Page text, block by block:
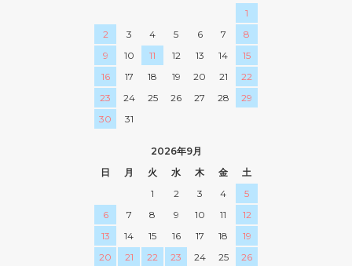
1
2
3 4 5 6 7
8
9
10 11 12 13 14
15
16
17 18 19 20 21
22
23
24 25 26 27 28
29
30
31
2026年9月
日
月 火 水 木 金
土
1
2 3 4
5
6
7 8 9 10 11
12
13
14 15 16 17 18
19
20
21 22 23 24 25
26